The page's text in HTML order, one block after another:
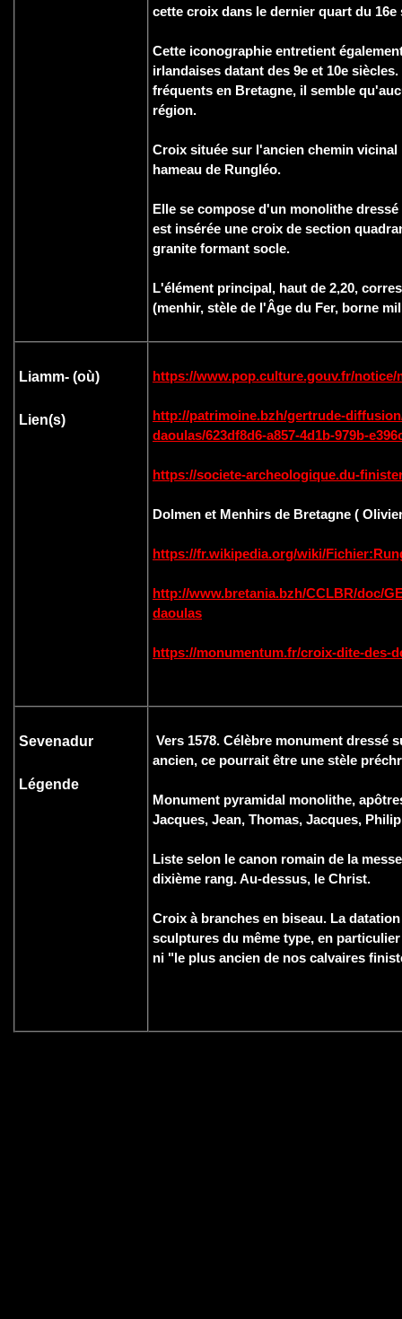
cette croix dans le dernier quart du 16e
Cette iconographie entretient
irlandaises datant des 9e et 10e
fréquents en Bretagne, il semble
région.
Croix située sur l'ancien chemin
hameau de Rungléo.
Elle se compose d'un monolithe
est insérée une croix de section
granite formant socle.
L'élément principal, haut de 2,20,
(menhir, stèle de l'Âge du Fer, borne
Liamm- (où)
Lien(s)
https://www.pop.culture.gouv.fr/notice/
http://patrimoine.bzh/gertrude-
daoulas/623df8d6-a857-4d1b-979b-
https://societe-archeologique.du-
Dolmen et Menhirs de Bretagne (
https://fr.wikipedia.org/wiki/
http://www.bretania.bzh/CCLBR/doc/
daoulas
https://monumentum.fr/croix-dite-des-
Sevenadur
Légende
Vers 1578. Célèbre monument dressé
ancien, ce pourrait être une stèle
Monument pyramidal monolithe,
Jacques, Jean, Thomas, Jacques,
Liste selon le canon romain de la
dixième rang. Au-dessus, le Christ.
Croix à branches en biseau. La
sculptures du même type, en
ni "le plus ancien de nos calvaires